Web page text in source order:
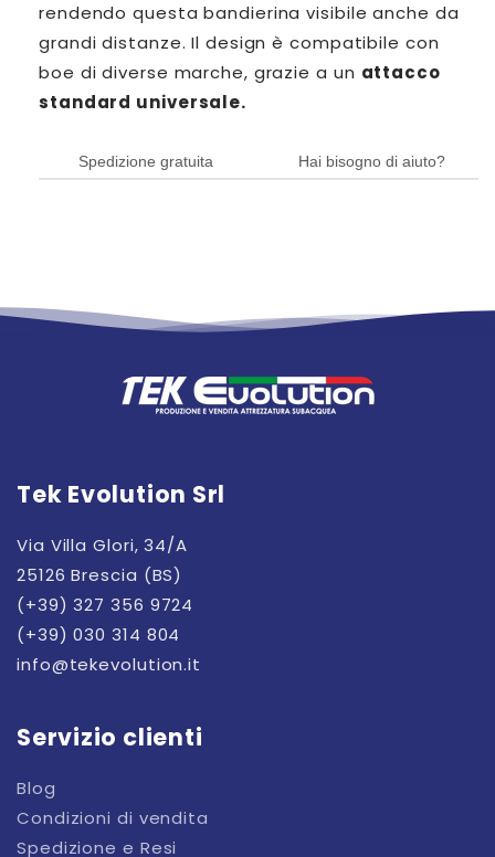
rendendo questa bandierina visibile anche da
grandi distanze. Il design è compatibile con
boe di diverse marche, grazie a un attacco
standard universale.
Spedizione gratuita Hai bisogno di aiuto?
Tek Evolution Srl
Via Villa Glori, 34/A
25126 Brescia (BS)
(+39) 327 356 9724
(+39) 030 314 804
info@tekevolution.it
Servizio clienti
Blog
Condizioni di vendita
Spedizione e Resi